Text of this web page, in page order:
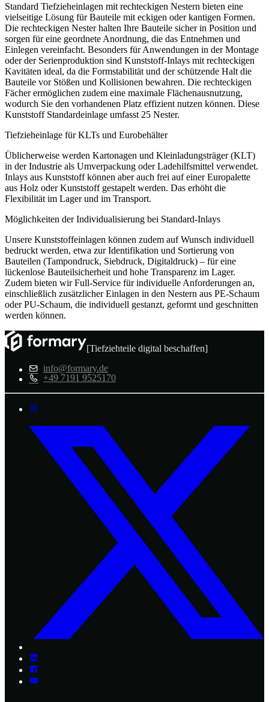
Standard Tiefzieheinlagen mit rechteckigen Nestern bieten eine
vielseitige Lösung für Bauteile mit eckigen oder kantigen Formen.
Die rechteckigen Nester halten Ihre Bauteile sicher in Position und
sorgen für eine geordnete Anordnung, die das Entnehmen und
Einlegen vereinfacht. Besonders für Anwendungen in der Montage
oder der Serienproduktion sind Kunststoff-Inlays mit rechteckigen
Kavitäten ideal, da die Formstabilität und der schützende Halt die
Bauteile vor Stößen und Kollisionen bewahren. Die rechteckigen
Fächer ermöglichen zudem eine maximale Flächenausnutzung,
wodurch Sie den vorhandenen Platz effizient nutzen können. Diese
Kunststoff Standardeinlage umfasst 25 Nester.
Tiefzieheinlage für KLTs und Eurobehälter
Üblicherweise werden Kartonagen und Kleinladungsträger (KLT)
in der Industrie als Umverpackung oder Ladehilfsmittel verwendet.
Inlays aus Kunststoff können aber auch frei auf einer Europalette
aus Holz oder Kunststoff gestapelt werden. Das erhöht die
Flexibilität im Lager und im Transport.
Möglichkeiten der Individualisierung bei Standard-Inlays
Unsere Kunststoffeinlagen können zudem auf Wunsch individuell
bedruckt werden, etwa zur Identifikation und Sortierung von
Bauteilen (Tampondruck, Siebdruck, Digitaldruck) – für eine
lückenlose Bauteilsicherheit und hohe Transparenz im Lager.
Zudem bieten wir Full-Service für individuelle Anforderungen an,
einschließlich zusätzlicher Einlagen in den Nestern aus PE-Schaum
oder PU-Schaum, die individuell gestanzt, geformt und geschnitten
werden können.
[Tiefziehteile digital beschaffen]
info@formary.de
+49 7191 9525170